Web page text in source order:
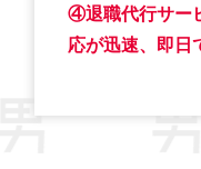
④退職代行サー
応が迅速、即日